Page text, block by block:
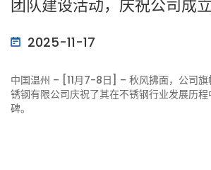
团队建设活动，庆祝公司成
2025-11-17
中国温州 – [11月7-8日] – 秋风拂面，公司旗
锈钢有限公司庆祝了其在不锈钢行业发展历
碑。